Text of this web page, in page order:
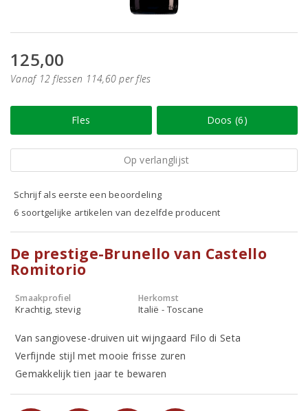
125,00
Vanaf 12 flessen 114,60 per fles
Fles Doos (6)
Op verlanglijst
Schrijf als eerste een beoordeling
6 soortgelijke artikelen van dezelfde producent
De prestige-Brunello van Castello
Romitorio
Smaakprofiel
Krachtig, stevig
Herkomst
Italië - Toscane
Van sangiovese-druiven uit wijngaard Filo di Seta
Verfijnde stijl met mooie frisse zuren
Gemakkelijk tien jaar te bewaren